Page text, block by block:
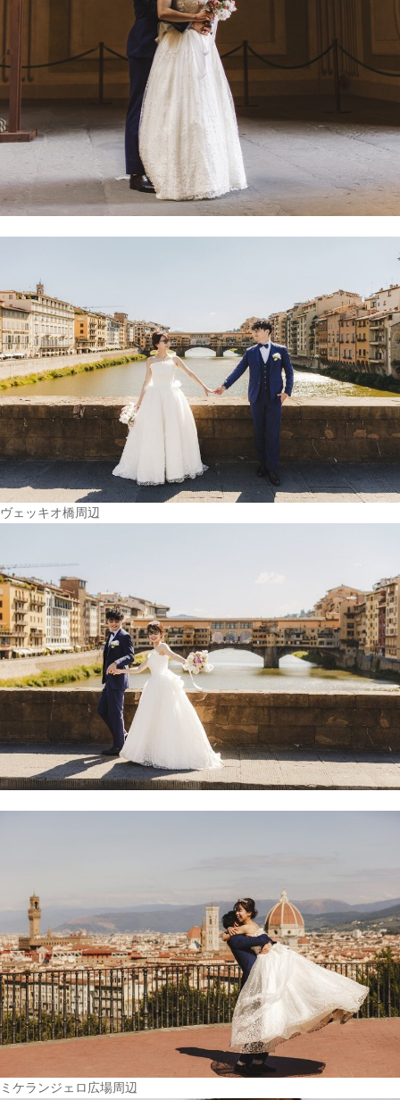
ヴェッキオ橋周辺
ミケランジェロ広場周辺